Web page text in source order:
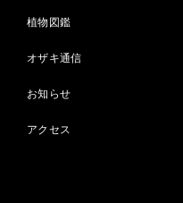
植物図鑑
オザキ通信
お知らせ
アクセス